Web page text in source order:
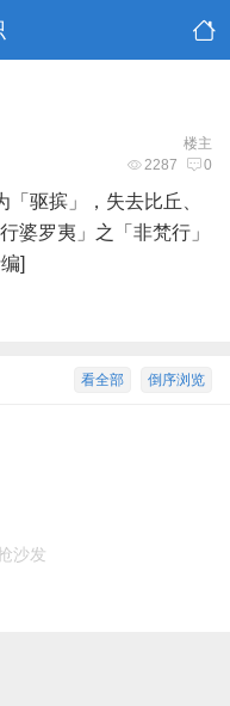
楼主
2287 0
「驱摈」，失去比丘、
婆罗夷」之「非梵行」
]
倒序浏览
看全部
沙发